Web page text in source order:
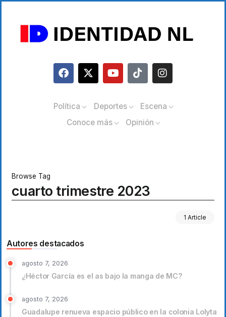
Política Deportes
Escena
Conoce más
Opinión
Browse Tag
cuarto trimestre 2023
1 Article
Autores destacados
agosto 7, 2026
¿Héctor García es el as bajo la manga de MC?
agosto 7, 2026
Guadalupe renueva espacio público en la colonia Lolyta